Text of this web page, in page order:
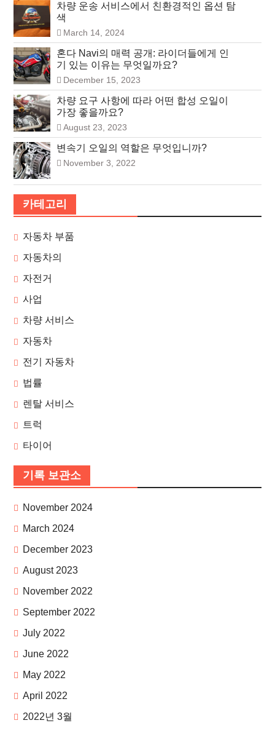
차량 운송 서비스에서 친환경적인 옵션 탐
색
March 14, 2024
혼다 Navi의 매력 공개: 라이더들에게 인
기 있는 이유는 무엇일까요?
December 15, 2023
차량 요구 사항에 따라 어떤 합성 오일이
가장 좋을까요?
August 23, 2023
변속기 오일의 역할은 무엇입니까?
November 3, 2022
카테고리
자동차 부품
자동차의
자전거
사업
차량 서비스
자동차
전기 자동차
법률
렌탈 서비스
트럭
타이어
기록 보관소
November 2024
March 2024
December 2023
August 2023
November 2022
September 2022
July 2022
June 2022
May 2022
April 2022
2022년 3월